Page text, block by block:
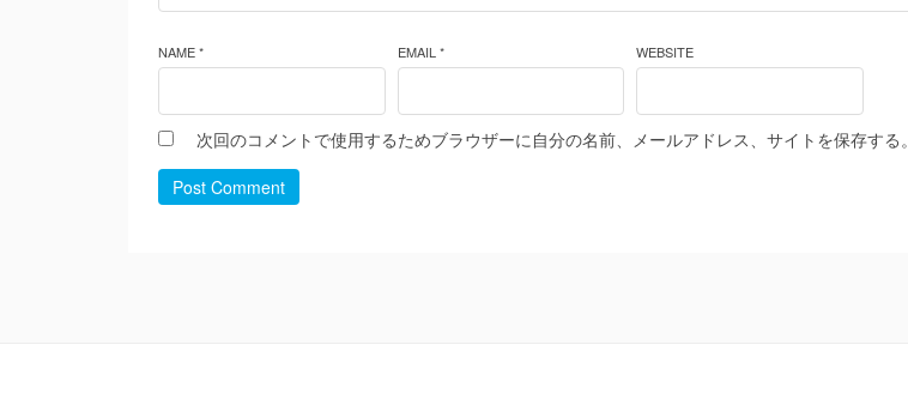
NAME * EMAIL * WEBSITE
次回のコメントで使用するためブラウザーに自分の名前、メールアドレス、サイトを保存する。
Post Comment